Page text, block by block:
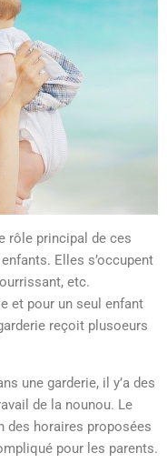
rôle principal de ces
Elles s’occupent
etc.
et pour un seul enfant
reçoit plusoeurs
une garderie, il y’a des
de la nounou. Le
des horaires proposées
pour les parents.